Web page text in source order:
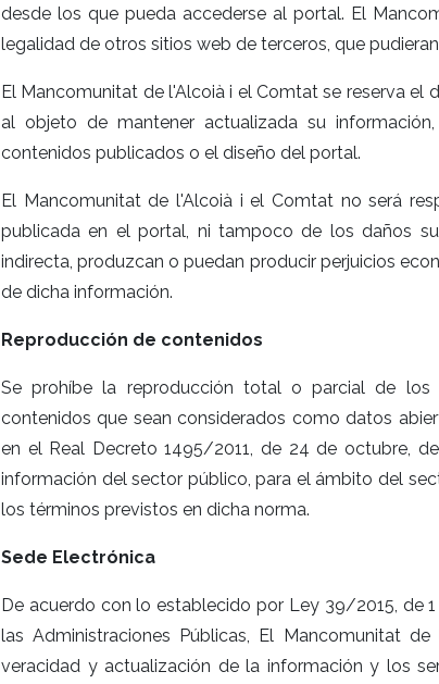
desde los que pueda accederse al portal. El
legalidad de otros sitios web de terceros, que
El Mancomunitat de l'Alcoià i el Comtat se reserva el
al objeto de mantener actualizada su
contenidos publicados o el diseño del portal.
El Mancomunitat de l'Alcoià i el Comtat no será
publicada en el portal, ni tampoco de los daños
indirecta, produzcan o puedan producir perjuicios
de dicha información.
Reproducción de contenidos
Se prohíbe la reproducción total o parcial de
contenidos que sean considerados como datos
en el Real Decreto 1495/2011, de 24 de octubre,
información del sector público, para el ámbito del
los términos previstos en dicha norma.
Sede Electrónica
De acuerdo con lo establecido por Ley 39/2015, de
las Administraciones Públicas, El Mancomunitat
veracidad y actualización de la información y los